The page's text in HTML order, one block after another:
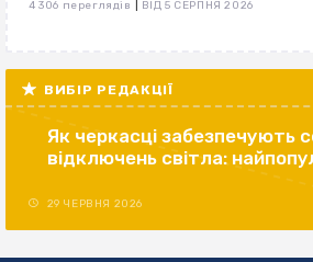
4 306 переглядів ВІД 5 СЕРПНЯ 2026
ВИБІР РЕДАКЦІЇ
Як черкасці забезпечують
відключень світла:
29 ЧЕРВНЯ 2026